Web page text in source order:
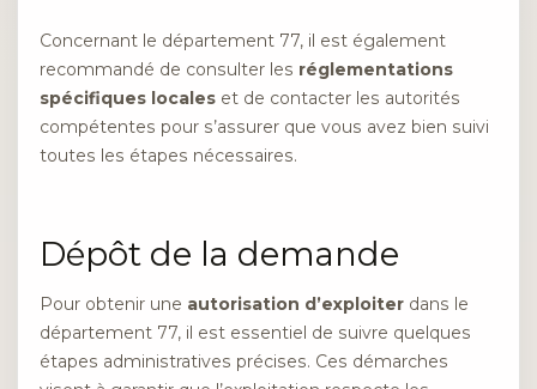
Concernant le département 77, il est également
recommandé de consulter les réglementations
spécifiques locales et de contacter les autorités
compétentes pour s’assurer que vous avez bien suivi
toutes les étapes nécessaires.
Dépôt de la demande
Pour obtenir une autorisation d’exploiter dans le
département 77, il est essentiel de suivre quelques
étapes administratives précises. Ces démarches